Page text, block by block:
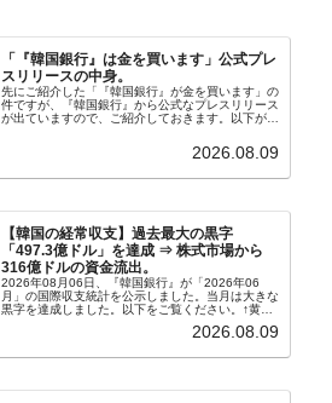
「『韓国銀行』は金を買います」公式プレ
スリリースの中身。
先にご紹介した「『韓国銀行』が金を買います」の
件ですが、『韓国銀行』から公式なプレスリリース
が出ていますので、ご紹介しておきます。以下が全
れ協力体制を構築□『韓国銀行』は、国内生産金の
2026.08.09
【韓国の経常収支】過去最大の黒字
「497.3億ドル」を達成 ⇒ 株式市場から
316億ドルの資金流出。
2026年08月06日、『韓国銀行』が「2026年06
月」の国際収支統計を公示しました。当月は大きな
黒字を達成しました。以下をご覧ください。↑黄色
の傾向ペンでフォーカスしているのが2026年06月
の経常収支です。2026年06月貿易収支：4...
2026.08.09